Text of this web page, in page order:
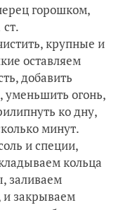
горошком,
крупные и
оставляем
добавить
уменьшить огонь,
ко дну,
минут.
и специи,
кольца
заливаем
закрываем